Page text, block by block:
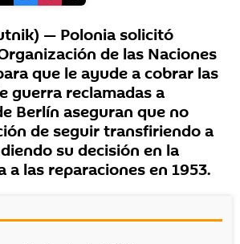
— Polonia solicitó
de las Naciones
que le ayude a cobrar las
guerra reclamadas a
Berlín aseguran que no
de seguir transfiriendo a
su decisión en la
a las reparaciones en 1953.